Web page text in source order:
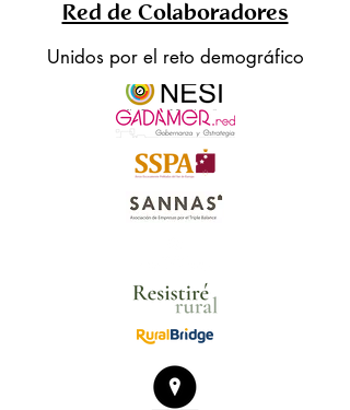
Red de Colaboradores
Unidos por el reto demográfico